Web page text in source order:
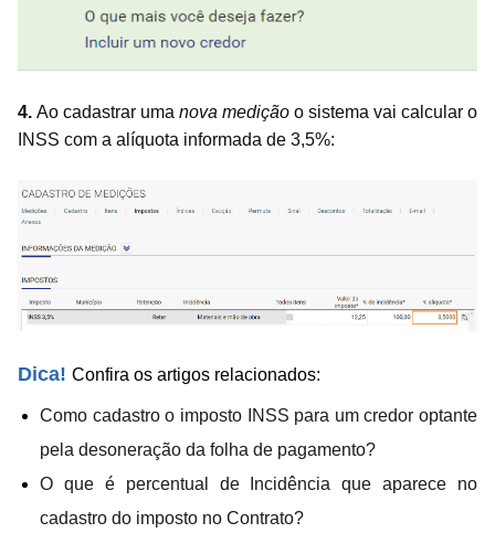
4. Ao cadastrar uma nova medição o sistema vai calcular o
INSS com a alíquota informada de 3,5%:
Dica! Confira os artigos relacionados:
Como cadastro o imposto INSS para um credor optante
pela desoneração da folha de pagamento?
O que é percentual de Incidência que aparece no
cadastro do imposto no Contrato?